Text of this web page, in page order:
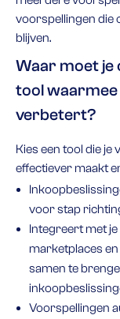
voorspellingen die
blijven.
Waar moet je
tool
verbetert?
Kies een tool die
effectiever maakt
voor stap
Integreert met je
marketplaces
samen te
Voorspellingen